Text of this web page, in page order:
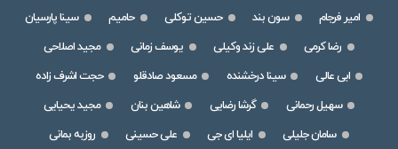
امیر فرجام
سون بند حسین توکلی حامیم
سینا پارسیان
رضا کرمی
علی زند وکیلی یوسف زمانی
مجید اصلاحی
ابی عالی
سینا درخشنده مسعود صادقلو
حجت اشرف زاده
سهیل رحمانی
گرشا رضایی شاهین بنان
مجید یحیایی
سامان جلیلی
ایلیا ای جی علی حسینی
روزبه بمانی